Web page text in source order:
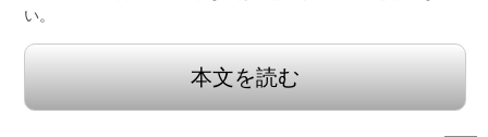
い。
本文を読む